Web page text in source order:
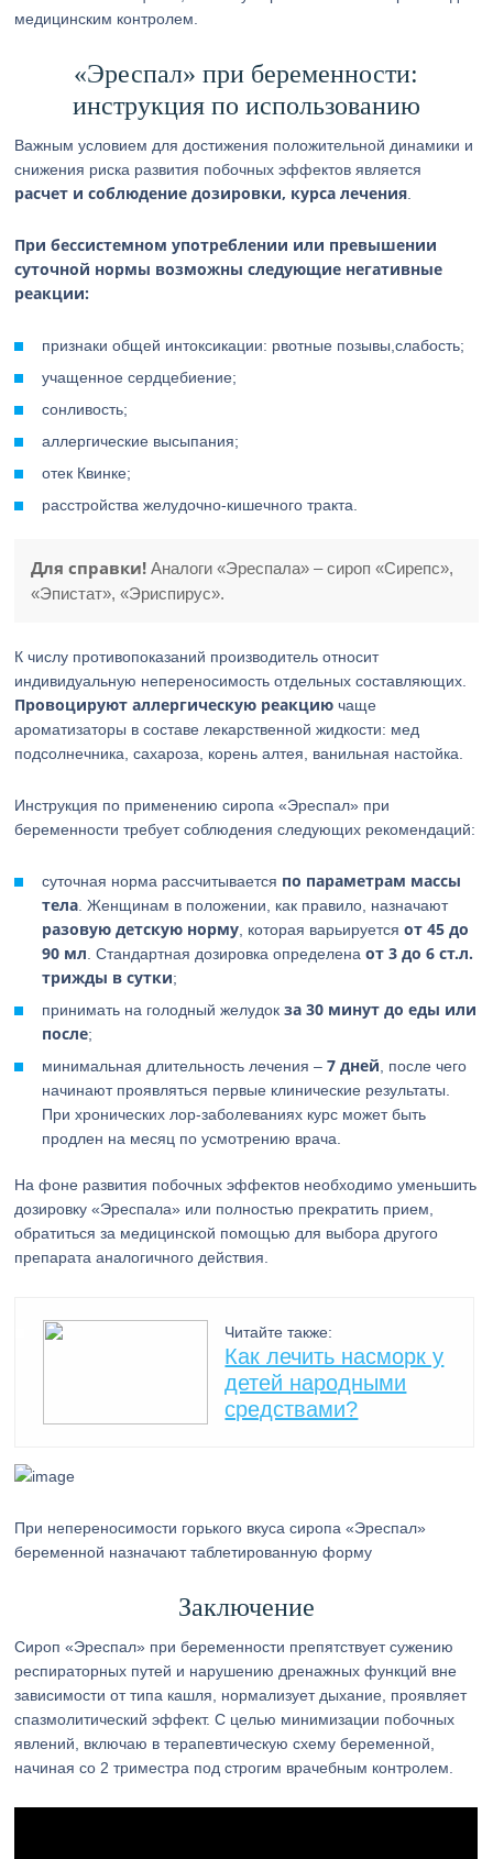
медицинским контролем.
«Эреспал» при беременности:
инструкция по использованию
Важным условием для достижения положительной динамики и
снижения риска развития побочных эффектов является
расчет и соблюдение дозировки, курса лечения
При бессистемном употреблении или превышении
суточной нормы возможны следующие негативные
реакции:
признаки общей интоксикации: рвотные позывы,слабость;
учащенное сердцебиение;
сонливость;
аллергические высыпания;
отек Квинке;
расстройства желудочно-кишечного тракта.
Для справки! Аналоги «Эреспала» – сироп «Сирепс»,
«Эпистат», «Эриспирус».
К числу противопоказаний производитель относит
индивидуальную непереносимость отдельных составляющих.
Провоцируют аллергическую реакцию чаще
ароматизаторы в составе лекарственной жидкости: мед
подсолнечника, сахароза, корень алтея, ванильная настойка.
Инструкция по применению сиропа «Эреспал» при
беременности требует соблюдения следующих рекомендаций:
суточная норма рассчитывается по параметрам массы
тела . Женщинам в положении, как правило, назначают
разовую детскую норму , которая варьируетсяот 45 до
90 мл . Стандартная дозировка определенаот 3 до 6 ст.л.
трижды в сутки;
принимать на голодный желудокза 30 минут до еды или
после;
минимальная длительность лечения –7 дней , после чего
начинают проявляться первые клинические результаты.
При хронических лор-заболеваниях курс может быть
продлен на месяц по усмотрению врача.
На фоне развития побочных эффектов необходимо уменьшить
дозировку «Эреспала» или полностью прекратить прием,
обратиться за медицинской помощью для выбора другого
препарата аналогичного действия.
Читайте также:
Как лечить насморк у
детей народными
средствами?
При непереносимости горького вкуса сиропа «Эреспал»
беременной назначают таблетированную форму
Заключение
Сироп «Эреспал» при беременности препятствует сужению
респираторных путей и нарушению дренажных функций вне
зависимости от типа кашля, нормализует дыхание, проявляет
спазмолитический эффект. С целью минимизации побочных
явлений, включаю в терапевтическую схему беременной,
начиная со 2 триместра под строгим врачебным контролем.